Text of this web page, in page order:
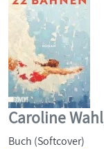
Caroline
Buch (Softcover)